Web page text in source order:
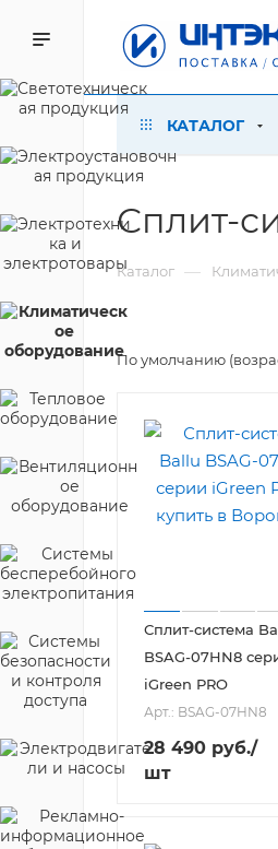
КАТАЛОГ
Сплит-
Каталог —
По умолчанию
Сплит-система
BSAG-07HN8
iGreen PRO
Арт.: BSAG-07HN8
28 490 руб./
шт